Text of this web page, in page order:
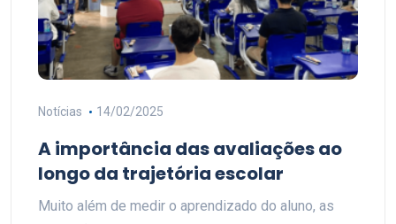
Notícias 14/02/2025
A importância das avaliações ao
longo da trajetória escolar
Muito além de medir o aprendizado do aluno, as